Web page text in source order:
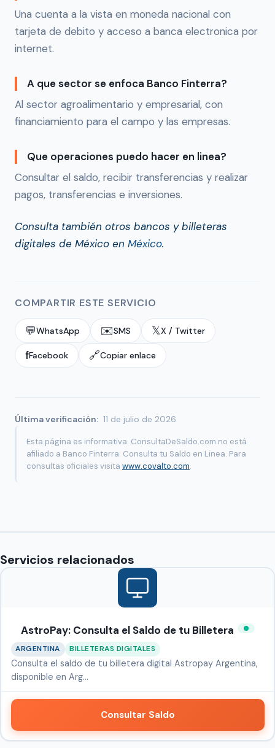
Una cuenta a la vista en moneda nacional con
tarjeta de debito y acceso a banca electronica por
internet.
A que sector se enfoca Banco Finterra?
Al sector agroalimentario y empresarial, con
financiamiento para el campo y las empresas.
Que operaciones puedo hacer en linea?
Consultar el saldo, recibir transferencias y realizar
pagos, transferencias e inversiones.
Consulta también otros bancos y billeteras
digitales de México en México.
COMPARTIR ESTE SERVICIO
💬WhatsApp ✉️SMS 𝕏X / Twitter
fFacebook 🔗Copiar enlace
Última verificación: 11 de julio de 2026
Esta página es informativa. ConsultaDeSaldo.com no está
afiliado a Banco Finterra: Consulta tu Saldo en Linea. Para
consultas oficiales visita www.covalto.com.
Servicios relacionados
AstroPay: Consulta el Saldo de tu Billetera
ARGENTINA BILLETERAS DIGITALES
Consulta el saldo de tu billetera digital Astropay Argentina,
disponible en Arg…
Consultar Saldo